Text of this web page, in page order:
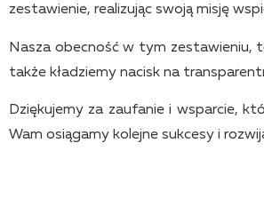
zestawienie, realizując swoją misję
Nasza obecność w tym zestawieniu,
także kładziemy nacisk na
Dziękujemy za zaufanie i wsparcie,
Wam osiągamy kolejne sukcesy i